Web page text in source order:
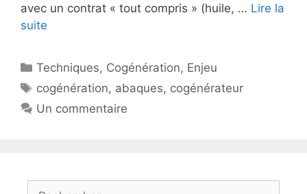
avec un contrat « tout compris » (huile, … Lire la
suite
Catégories
Techniques, Cogénération, Enjeu
Étiquettes
cogénération, abaques, cogénérateur
Un commentaire